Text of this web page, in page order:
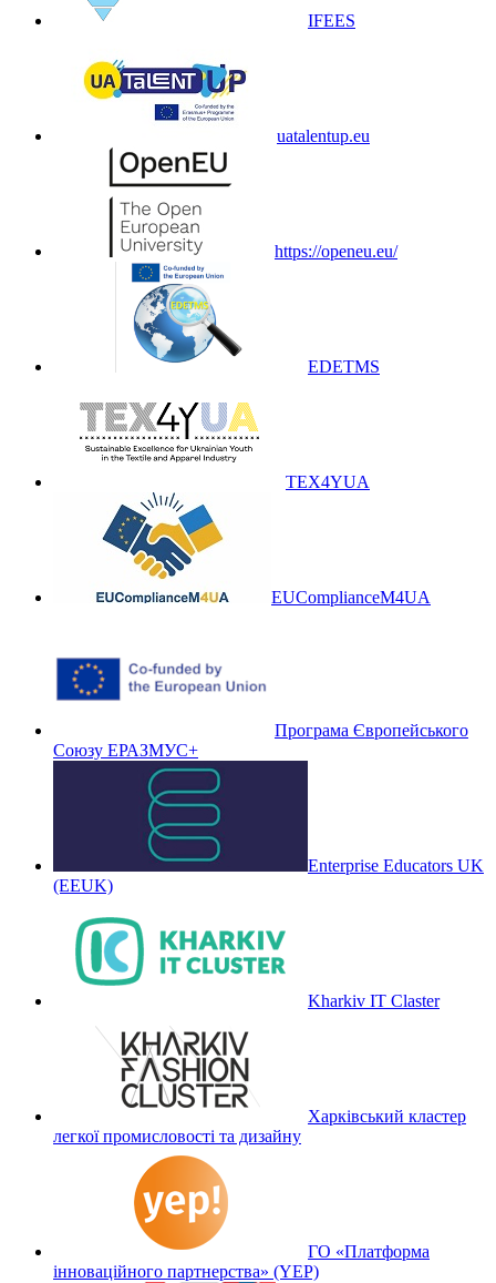
IFEES
uatalentup.eu
https://openeu.eu/
EDETMS
TEX4YUA
EUComplianceM4UA
Програма Європейського
Союзу ЕРАЗМУС+
Enterprise Educators UK
(EEUK)
Kharkiv IT Claster
Харківський кластер
легкої промисловості та дизайну
ГО «Платформа
інноваційного партнерства» (YEP)